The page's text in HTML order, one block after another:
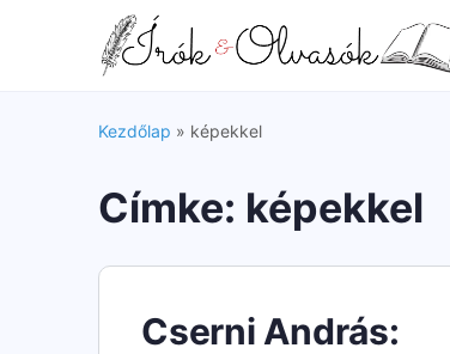
Kezdőlap » képekkel
Címke: képekkel
Cserni András: